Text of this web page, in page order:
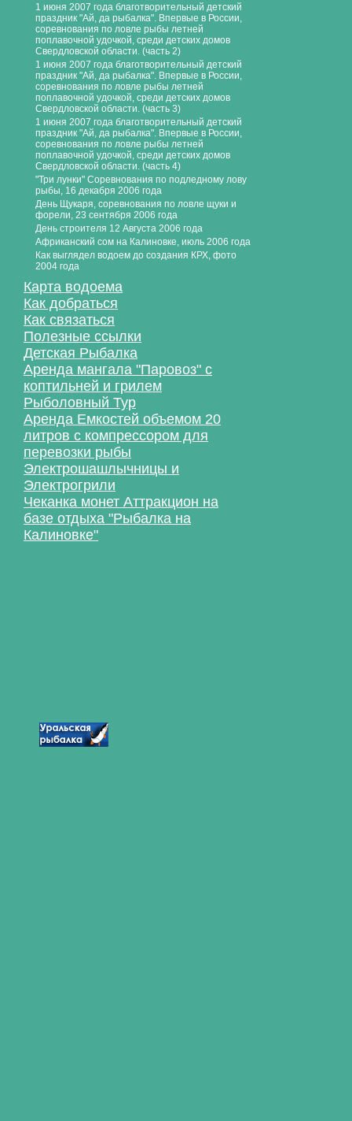
1 июня 2007 года благотворительный детский
праздник "Ай, да рыбалка". Впервые в России,
соревнования по ловле рыбы летней
поплавочной удочкой, среди детских домов
Свердловской области. (часть 2)
1 июня 2007 года благотворительный детский
праздник "Ай, да рыбалка". Впервые в России,
соревнования по ловле рыбы летней
поплавочной удочкой, среди детских домов
Свердловской области. (часть 3)
1 июня 2007 года благотворительный детский
праздник "Ай, да рыбалка". Впервые в России,
соревнования по ловле рыбы летней
поплавочной удочкой, среди детских домов
Свердловской области. (часть 4)
"Три лунки" Соревнования по подледному лову
рыбы, 16 декабря 2006 года
День Щукаря, соревнования по ловле щуки и
форели, 23 сентября 2006 года
День строителя 12 Августа 2006 года
Африканский сом на Калиновке, июль 2006 года
Как выглядел водоем до создания КРХ, фото
2004 года
Карта водоема
Как добраться
Как связаться
Полезные ссылки
Детская Рыбалка
Аренда мангала "Паровоз" с
коптильней и грилем
Рыболовный Тур
Аренда Емкостей объемом 20
литров с компрессором для
перевозки рыбы
Электрошашлычницы и
Электрогрили
Чеканка монет Аттракцион на
базе отдыха "Рыбалка на
Калиновке"